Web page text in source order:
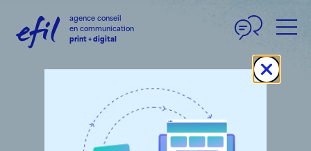
agence conseil
en communication
print + digital
Des idées pour
vos contenus